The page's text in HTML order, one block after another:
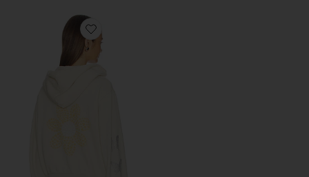
Favorite BUTTERFLY DAISY クロップジッパーパーカー